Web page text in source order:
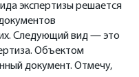
экспертизы решается
Следующий вид — это
Объектом
документ. Отмечу,